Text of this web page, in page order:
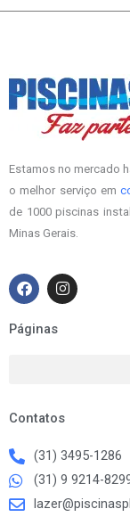
Estamos no mercado
o melhor serviço em
de 1000 piscinas
Minas Gerais.
F
a
c
e
b
I
n
s
Páginas
Contatos
(31) 3495-1286
(31) 9 9214-